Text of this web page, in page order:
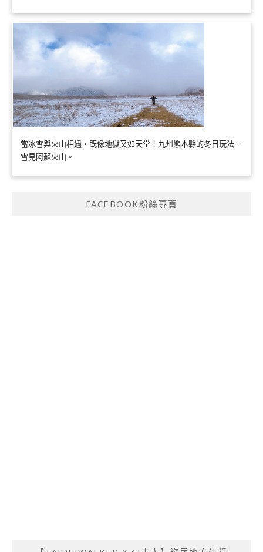
當冰雪與火山相遇，既像地獄又如天堂！九州熊本縣的冬日玩法－
雪見阿蘇火山。
FACEBOOK粉絲專頁